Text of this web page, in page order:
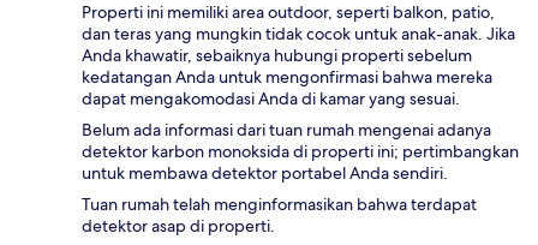
Properti ini memiliki area outdoor, seperti balkon, patio,
dan teras yang mungkin tidak cocok untuk anak-anak. Jika
Anda khawatir, sebaiknya hubungi properti sebelum
kedatangan Anda untuk mengonfirmasi bahwa mereka
dapat mengakomodasi Anda di kamar yang sesuai.
Belum ada informasi dari tuan rumah mengenai adanya
detektor karbon monoksida di properti ini; pertimbangkan
untuk membawa detektor portabel Anda sendiri.
Tuan rumah telah menginformasikan bahwa terdapat
detektor asap di properti.